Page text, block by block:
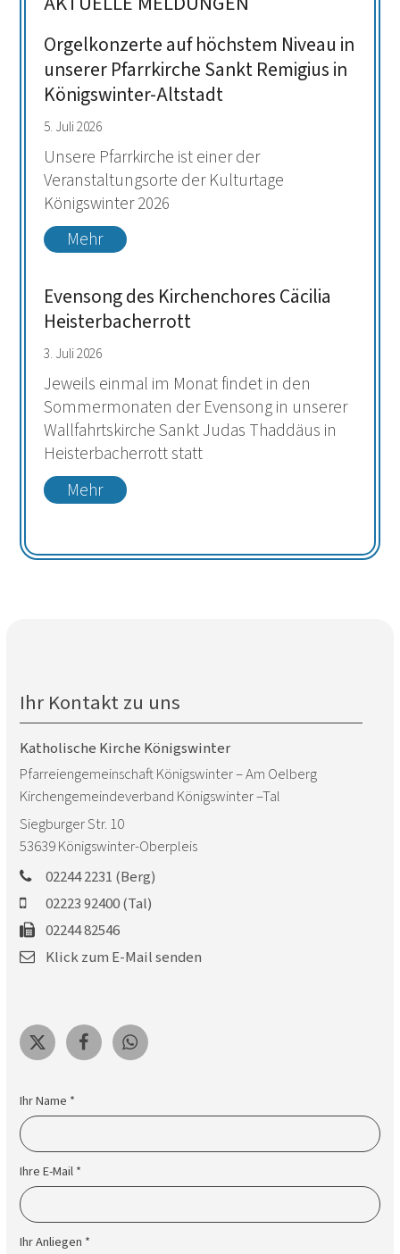
Orgelkonzerte auf höchstem Niveau in
unserer Pfarrkirche Sankt Remigius in
Königswinter-Altstadt
5. Juli 2026
Unsere Pfarrkirche ist einer der
Veranstaltungsorte der Kulturtage
Königswinter 2026
Mehr
Evensong des Kirchenchores Cäcilia
Heisterbacherrott
3. Juli 2026
Jeweils einmal im Monat findet in den
Sommermonaten der Evensong in unserer
Wallfahrtskirche Sankt Judas Thaddäus in
Heisterbacherrott statt
Mehr
Ihr Name *
Ihre E-Mail *
Ihr Anliegen *
Ihr Kontakt zu uns
Katholische Kirche Königswinter
Pfarreiengemeinschaft Königswinter – Am Oelberg
Kirchengemeindeverband Königswinter –Tal
Siegburger Str. 10
53639Königswinter-Oberpleis
02244 2231 (Berg)
02223 92400 (Tal)
02244 82546
Klick zum E-Mail senden